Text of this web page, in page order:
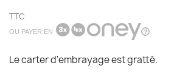
TTC
OU PAYER EN
Le carter d'embrayage est gratté.